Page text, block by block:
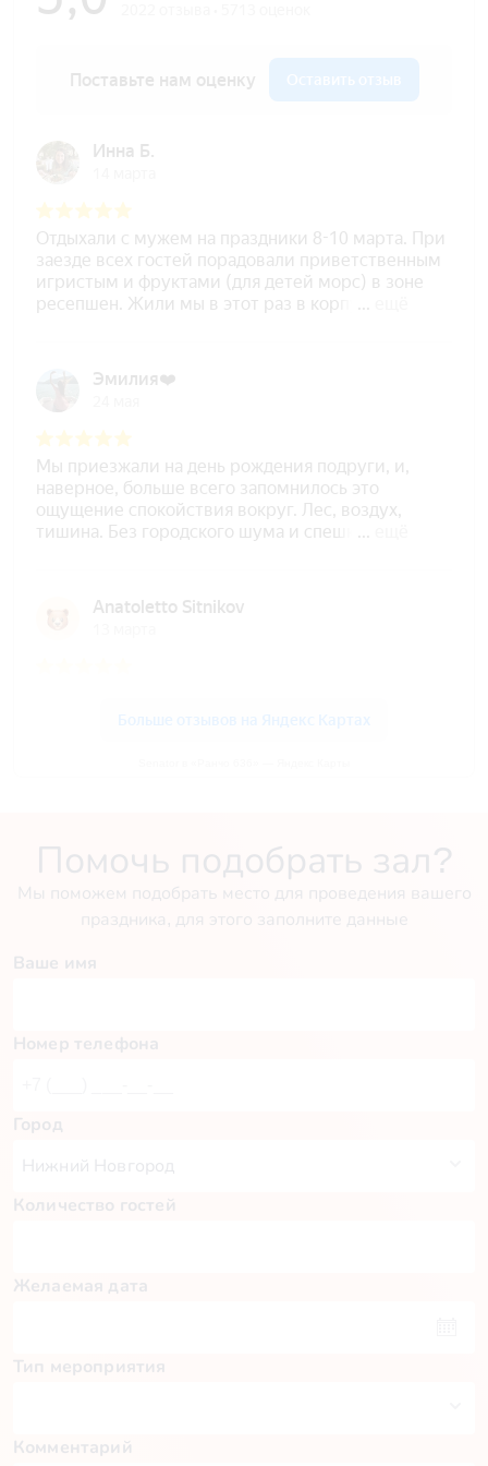
Помочь подобрать зал?
Мы поможем подобрать место для проведения вашего
праздника, для этого заполните данные
Ваше имя
Номер телефона
Город
Количество гостей
Желаемая дата
Пн Вт
Тип мероприятия
Комментарий